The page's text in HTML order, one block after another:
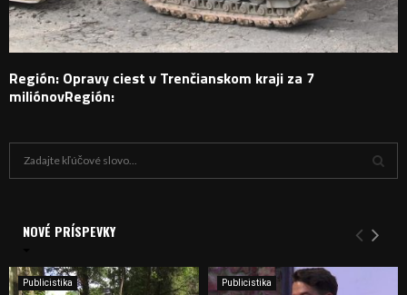
Región: Opravy ciest v Trenčianskom kraji za 7
miliónovRegión:
i
e
Y
H
NOVÉ PRÍSPEVKY
Publicistika Publicistika